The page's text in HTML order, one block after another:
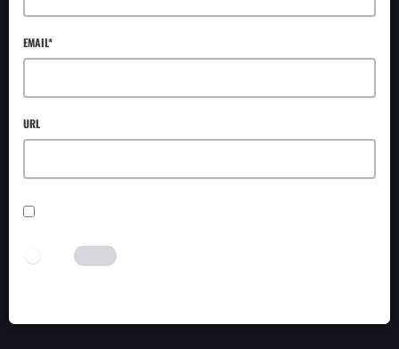
EMAIL*
URL
I AM HUMAN